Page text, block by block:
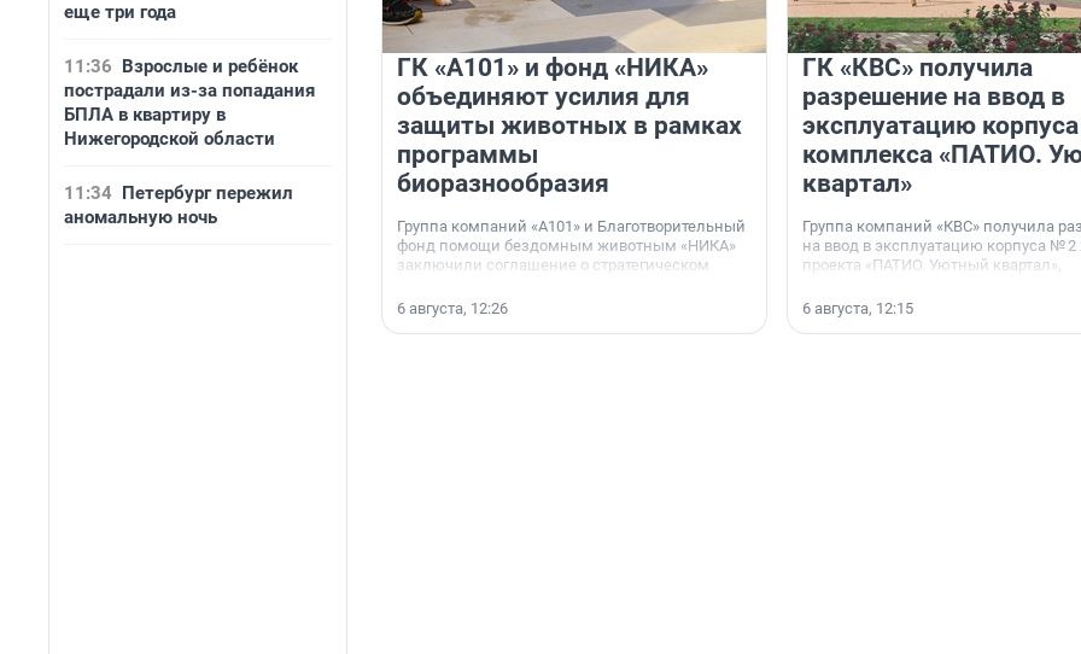
еще три года
11:36 Взрослые и ребёнок
пострадали из-за попадания
БПЛА в квартиру в
Нижегородской области
11:34 Петербург пережил
аномальную ночь
ГК «А101» и фонд «НИКА»
объединяют усилия для
защиты животных в рамках
программы
биоразнообразия
Группа компаний «А101» и Благотворительный
фонд помощи бездомным животным «НИКА»
заключили соглашение о стратегическом
6 августа, 12:26
ГК «КВС» получила
разрешение на ввод в
эксплуатацию
комплекса «ПАТИО.
квартал»
Группа компаний «КВС» получила
на ввод в эксплуатацию корпуса № 2
проекта «ПАТИО. Уютный квартал»,
Ленинградской области.
6 августа, 12:15